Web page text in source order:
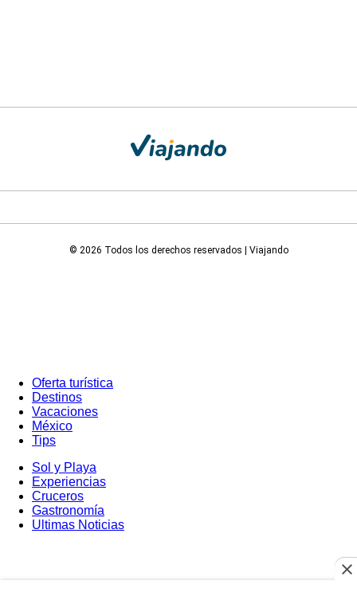
© 2026 Todos los derechos reservados | Viajando
Oferta turística
Destinos
Vacaciones
México
Tips
Sol y Playa
Experiencias
Cruceros
Gastronomía
Ultimas Noticias